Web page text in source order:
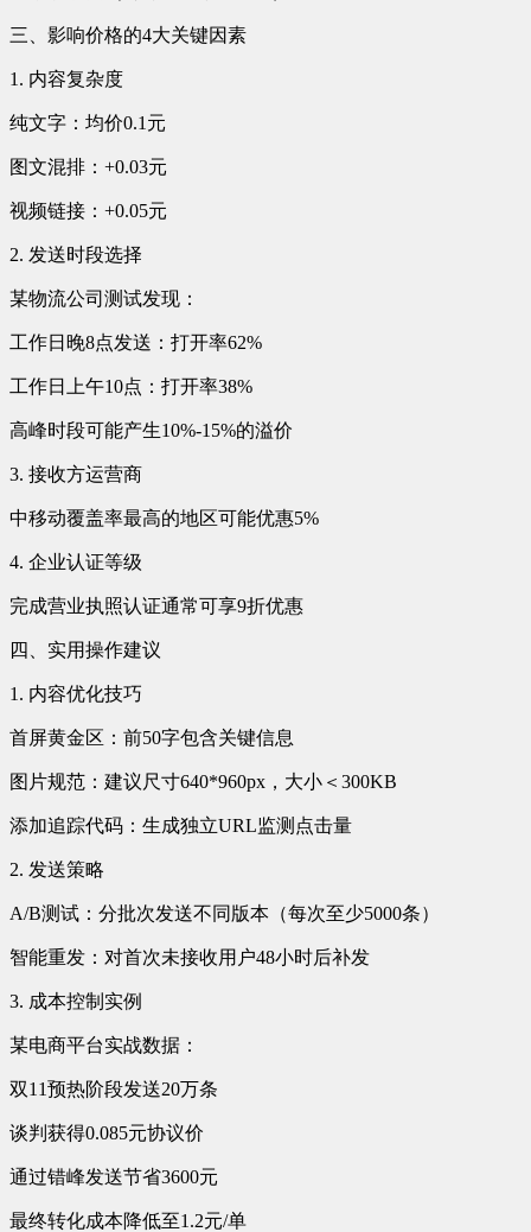
三、影响价格的4大关键因素
1. 内容复杂度
纯文字：均价0.1元
图文混排：+0.03元
视频链接：+0.05元
2. 发送时段选择
某物流公司测试发现：
工作日晚8点发送：打开率62%
工作日上午10点：打开率38%
高峰时段可能产生10%-15%的溢价
3. 接收方运营商
中移动覆盖率最高的地区可能优惠5%
4. 企业认证等级
完成营业执照认证通常可享9折优惠
四、实用操作建议
1. 内容优化技巧
首屏黄金区：前50字包含关键信息
图片规范：建议尺寸640*960px，大小＜300KB
添加追踪代码：生成独立URL监测点击量
2. 发送策略
A/B测试：分批次发送不同版本（每次至少5000条）
智能重发：对首次未接收用户48小时后补发
3. 成本控制实例
某电商平台实战数据：
双11预热阶段发送20万条
谈判获得0.085元协议价
通过错峰发送节省3600元
最终转化成本降低至1.2元/单